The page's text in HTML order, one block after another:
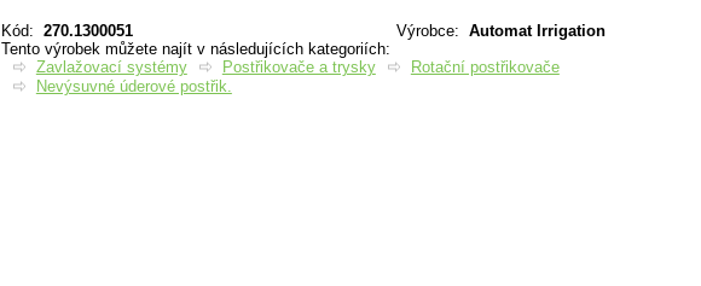
Kód: 270.1300051 Automat Irrigation
Výrobce:
Tento výrobek můžete najít v následujících kategoriích:
Zavlažovací systémy
Postřikovače a trysky
Rotační postřikovače
Nevýsuvné úderové postřik.